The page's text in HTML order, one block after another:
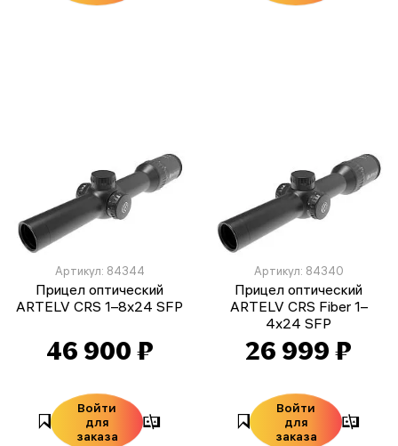
Артикул: 84344
Прицел оптический
ARTELV CRS 1–8x24 SFP
46 900 ₽
Войти
для
заказа
Артикул: 84340
Прицел оптический
ARTELV CRS Fiber 1–
4x24 SFP
26 999 ₽
Войти
для
заказа